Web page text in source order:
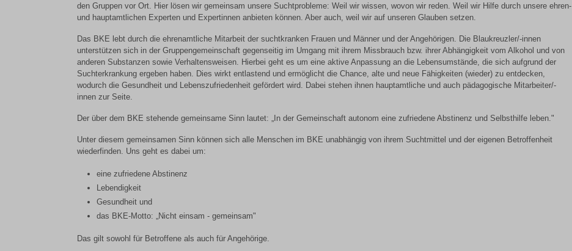
den Gruppen vor Ort. Hier lösen wir gemeinsam unsere Suchtprobleme: Weil wir wissen, wovon wir reden. Weil wir Hilfe durch unsere ehren-
und hauptamtlichen Experten und Expertinnen anbieten können. Aber auch, weil wir auf unseren Glauben setzen.
Das BKE lebt durch die ehrenamtliche Mitarbeit der suchtkranken Frauen und Männer und der Angehörigen. Die Blaukreuzler/-innen
unterstützen sich in der Gruppengemeinschaft gegenseitig im Umgang mit ihrem Missbrauch bzw. ihrer Abhängigkeit vom Alkohol und von
anderen Substanzen sowie Verhaltensweisen. Hierbei geht es um eine aktive Anpassung an die Lebensumstände, die sich aufgrund der
Suchterkrankung ergeben haben. Dies wirkt entlastend und ermöglicht die Chance, alte und neue Fähigkeiten (wieder) zu entdecken,
wodurch die Gesundheit und Lebenszufriedenheit gefördert wird. Dabei stehen ihnen hauptamtliche und auch pädagogische Mitarbeiter/-
innen zur Seite.
Der über dem BKE stehende gemeinsame Sinn lautet: „In der Gemeinschaft autonom eine zufriedene Abstinenz und Selbsthilfe leben."
Unter diesem gemeinsamen Sinn können sich alle Menschen im BKE unabhängig von ihrem Suchtmittel und der eigenen Betroffenheit
wiederfinden. Uns geht es dabei um:
eine zufriedene Abstinenz
Lebendigkeit
Gesundheit und
das BKE-Motto: „Nicht einsam - gemeinsam"
Das gilt sowohl für Betroffene als auch für Angehörige.